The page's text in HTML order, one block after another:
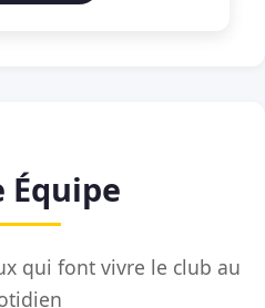
Équipe
qui font vivre le club au